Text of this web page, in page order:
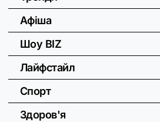
Афіша
Шоу BIZ
Лайфстайл
Спорт
Здоров'я